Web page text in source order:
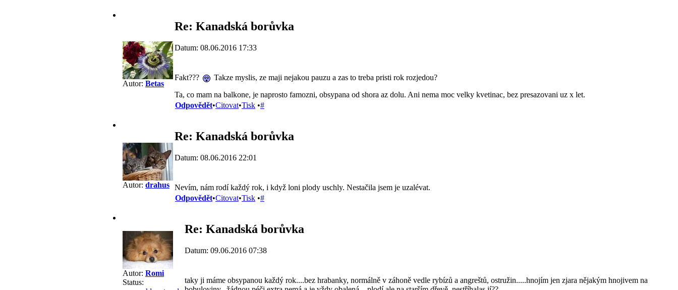
Autor: Betas
Re: Kanadská borůvka
Datum: 08.06.2016 17:33
Fakt???
Takze myslis, ze maji nejakou pauzu a zas to treba pristi rok rozjedou?
Ta, co mam na balkone, je naprosto famozni, obsypana od shora az dolu. Ani nema moc velky kvetinac, bez presazovani uz x let.
Odpovědět•Citovat•Tisk •#
Autor: drahus
Re: Kanadská borůvka
Datum: 08.06.2016 22:01
Nevím, nám rodí každý rok, i když loni plody uschly. Nestačila jsem je uzalévat.
Odpovědět•Citovat•Tisk •#
Autor: Romi
Status:
Re: Kanadská borůvka
Datum: 09.06.2016 07:38
taky ji máme obsypanou každý rok....bez hrabanky, normálně v záhoně vedle rybízů a angreštů, ostružin.....hnojím jen zjara nějakým hnojivem na